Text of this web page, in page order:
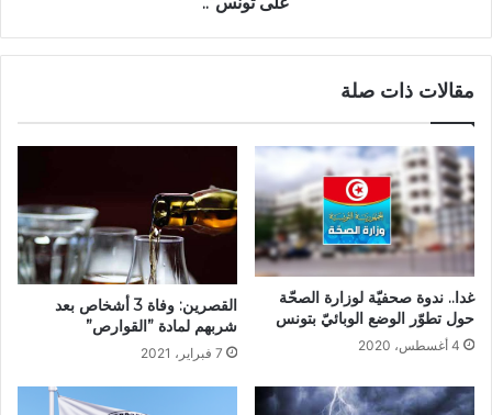
مقالات ذات صلة
غدا.. ندوة صحفيّة لوزارة الصحّة
حول تطوّر الوضع الوبائيّ بتونس
4 أغسطس، 2020
القصرين: وفاة 3 أشخاص بعد
شربهم لمادة ”القوارص”
7 فبراير، 2021